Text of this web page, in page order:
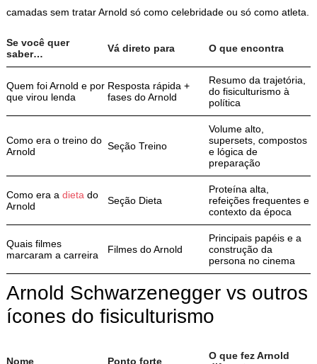
camadas sem tratar Arnold só como celebridade ou só como atleta.
Se você quer
saber…
Vá direto para O que encontra
Quem foi Arnold e por
que virou lenda
Resposta rápida +
fases do Arnold
Resumo da trajetória,
do fisiculturismo à
política
Como era o treino do
Arnold
Seção Treino
Volume alto,
supersets, compostos
e lógica de
preparação
Como era a dieta do
Arnold
Seção Dieta
Proteína alta,
refeições frequentes e
contexto da época
Quais filmes
marcaram a carreira
Filmes do Arnold
Principais papéis e a
construção da
persona no cinema
Arnold Schwarzenegger vs outros
ícones do fisiculturismo
Nome Ponto forte
O que fez Arnold